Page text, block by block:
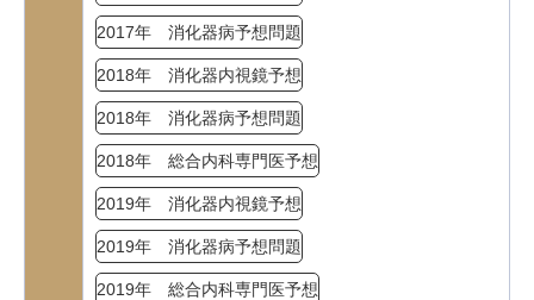
2017年 消化器病予想問題
2018年 消化器内視鏡予想
2018年 消化器病予想問題
2018年 総合内科専門医予想
2019年 消化器内視鏡予想
2019年 消化器病予想問題
2019年 総合内科専門医予想